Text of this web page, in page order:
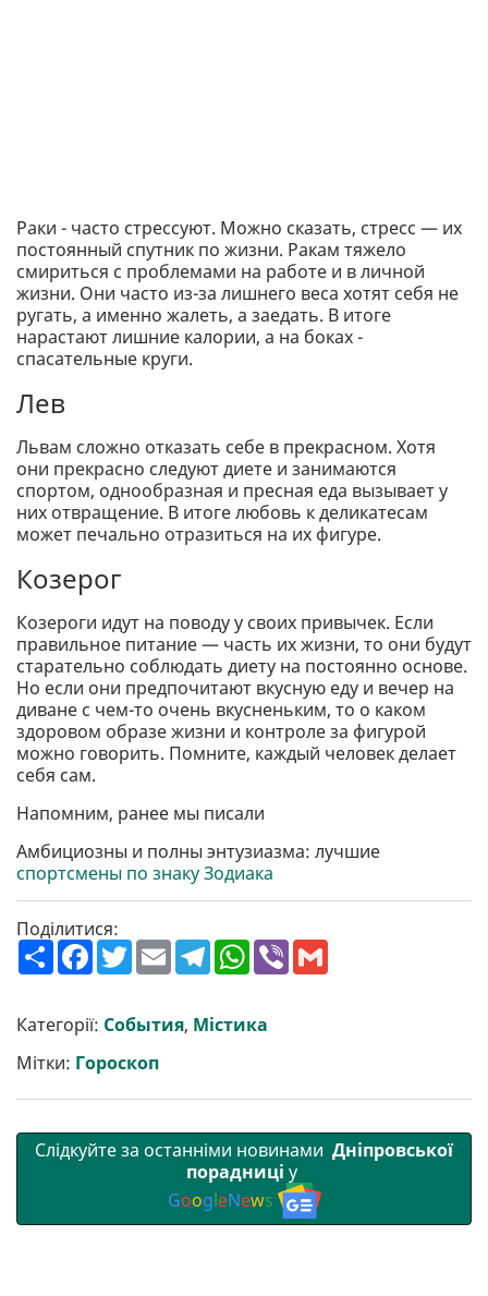
Раки - часто стрессуют. Можно сказать, стресс — их
постоянный спутник по жизни. Ракам тяжело
смириться с проблемами на работе и в личной
жизни. Они часто из-за лишнего веса хотят себя не
ругать, а именно жалеть, а заедать. В итоге
нарастают лишние калории, а на боках -
спасательные круги.
Лев
Львам сложно отказать себе в прекрасном. Хотя
они прекрасно следуют диете и занимаются
спортом, однообразная и пресная еда вызывает у
них отвращение. В итоге любовь к деликатесам
может печально отразиться на их фигуре.
Козерог
Козероги идут на поводу у своих привычек. Если
правильное питание — часть их жизни, то они будут
старательно соблюдать диету на постоянно основе.
Но если они предпочитают вкусную еду и вечер на
диване с чем-то очень вкусненьким, то о каком
здоровом образе жизни и контроле за фигурой
можно говорить. Помните, каждый человек делает
себя сам.
Напомним, ранее мы писали
Амбициозны и полны энтузиазма: лучшие
спортсмены по знаку Зодиака
Поділитися:
П
о
р
и
т
и
F
a
b
o
o
k
T
w
t
e
r
E
m
l
T
e
g
r
W
h
s
A
V
Категорії: События, Містика
Мітки: Гороскоп
Слідкуйте за останніми новинами Дніпровської
порадниці у
GoogleNews